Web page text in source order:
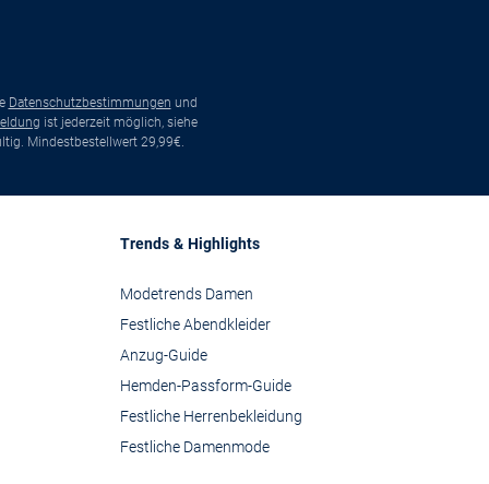
Datenschutzbestimmungen und
ist jederzeit möglich, siehe
Mindestbestellwert 29,99€.
Trends & Highlights
Modetrends Damen
Festliche Abendkleider
Anzug-Guide
Hemden-Passform-Guide
Festliche Herrenbekleidung
Festliche Damenmode